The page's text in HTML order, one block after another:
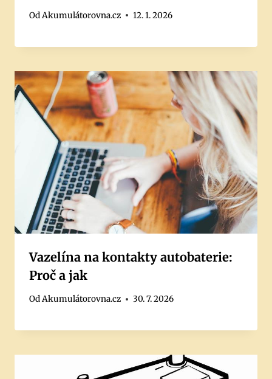
OdAkumulátorovna.cz 12. 1. 2026
Vazelína na kontakty autobaterie:
Proč a jak
OdAkumulátorovna.cz 30. 7. 2026